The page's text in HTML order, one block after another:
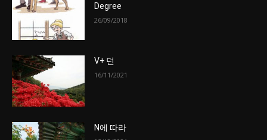
Degree
26/09/2018
V+ 던
16/11/2021
N에 따라